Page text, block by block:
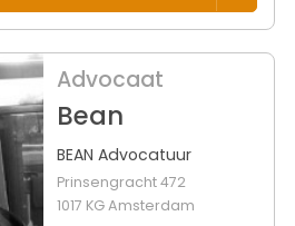
Advocaat
Bean
BEAN Advocatuur
Prinsengracht 472
1017 KG Amsterdam